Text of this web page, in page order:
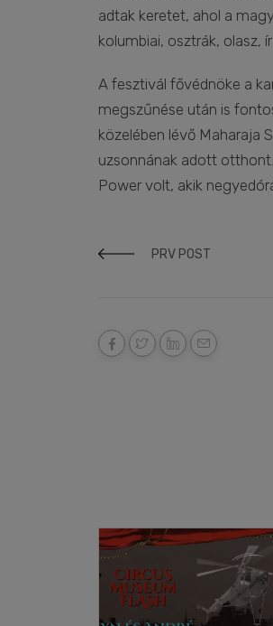
adtak keretet, ahol a
kolumbiai, osztrák, olasz,
A fesztivál fővédnöke a
megszűnése után is
közelében lévő Maharaja
uzsonnának adott
Power volt, akik
PRV POST